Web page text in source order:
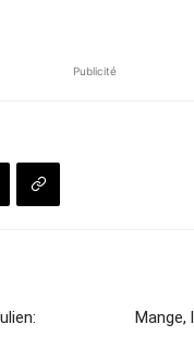
Publicité
Mange,